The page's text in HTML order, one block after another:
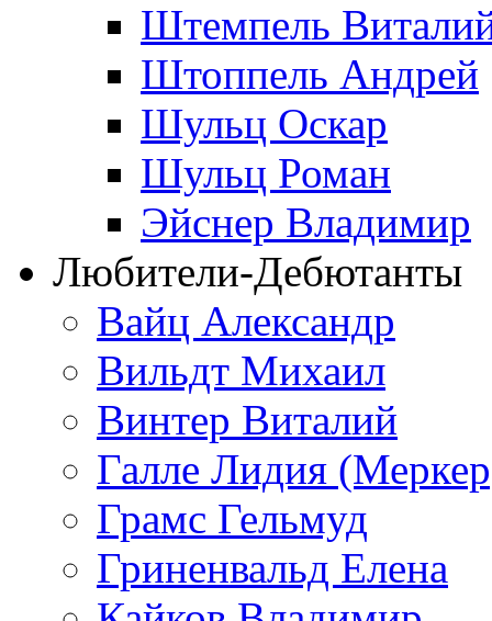
Штемпель
Штоппель Андрей
Шульц Оскар
Шульц Роман
Эйснер Владимир
Любители-Дебютанты
Вайц Александр
Вильдт Михаил
Винтер Виталий
Галле Лидия
Грамс Гельмуд
Гриненвальд Елена